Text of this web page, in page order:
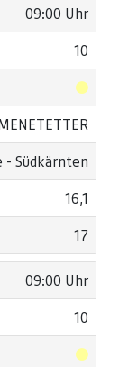
09:00 Uhr
10
Südkärnten
16,1
17
09:00 Uhr
10